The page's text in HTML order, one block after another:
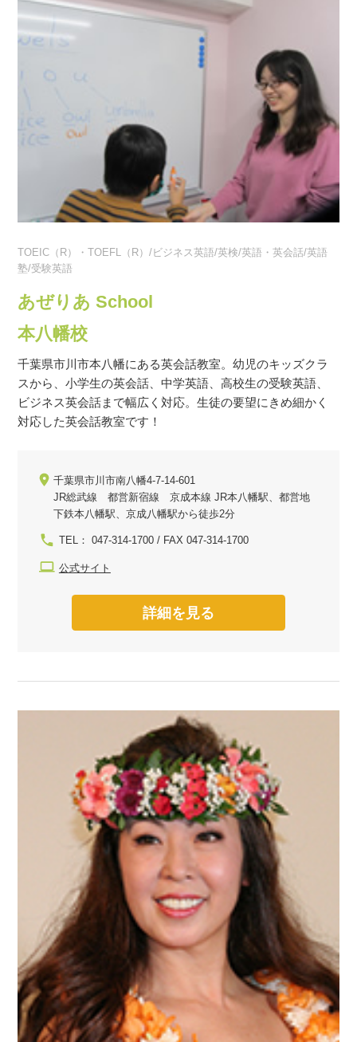
TOEIC（R）・TOEFL（R）/ビジネス英語/英検/英語・英会話/英語
塾/受験英語
あぜりあ School
本八幡校
千葉県市川市本八幡にある英会話教室。幼児のキッズクラ
スから、小学生の英会話、中学英語、高校生の受験英語、
ビジネス英会話まで幅広く対応。生徒の要望にきめ細かく
対応した英会話教室です！
千葉県市川市南八幡4-7-14-601
JR総武線 都営新宿線 京成本線 JR本八幡駅、都営地
下鉄本八幡駅、京成八幡駅から徒歩2分
TEL： 047-314-1700 / FAX 047-314-1700
公式サイト
詳細を見る